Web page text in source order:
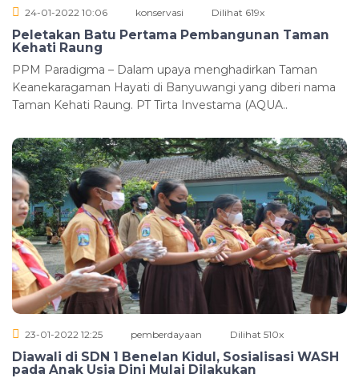
24-01-2022 10:06 konservasi Dilihat 619x
Peletakan Batu Pertama Pembangunan Taman
Kehati Raung
PPM Paradigma – Dalam upaya menghadirkan Taman
Keanekaragaman Hayati di Banyuwangi yang diberi nama
Taman Kehati Raung. PT Tirta Investama (AQUA..
23-01-2022 12:25 pemberdayaan Dilihat 510x
Diawali di SDN 1 Benelan Kidul, Sosialisasi WASH
pada Anak Usia Dini Mulai Dilakukan